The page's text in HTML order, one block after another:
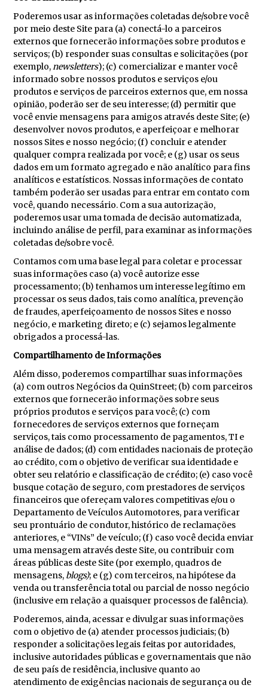
Poderemos usar as informações coletadas de/sobre você
por meio deste Site para (a) conectá-lo a parceiros
externos que fornecerão informações sobre produtos e
serviços; (b) responder suas consultas e solicitações (por
exemplo, newsletters); (c) comercializar e manter você
informado sobre nossos produtos e serviços e/ou
produtos e serviços de parceiros externos que, em nossa
opinião, poderão ser de seu interesse; (d) permitir que
você envie mensagens para amigos através deste Site; (e)
desenvolver novos produtos, e aperfeiçoar e melhorar
nossos Sites e nosso negócio; (f) concluir e atender
qualquer compra realizada por você; e (g) usar os seus
dados em um formato agregado e não analítico para fins
analíticos e estatísticos. Nossas informações de contato
também poderão ser usadas para entrar em contato com
você, quando necessário. Com a sua autorização,
poderemos usar uma tomada de decisão automatizada,
incluindo análise de perfil, para examinar as informações
coletadas de/sobre você.
Contamos com uma base legal para coletar e processar
suas informações caso (a) você autorize esse
processamento; (b) tenhamos um interesse legítimo em
processar os seus dados, tais como analítica, prevenção
de fraudes, aperfeiçoamento de nossos Sites e nosso
negócio, e marketing direto; e (c) sejamos legalmente
obrigados a processá-las.
Compartilhamento de Informações
Além disso, poderemos compartilhar suas informações
(a) com outros Negócios da QuinStreet; (b) com parceiros
externos que fornecerão informações sobre seus
próprios produtos e serviços para você; (c) com
fornecedores de serviços externos que forneçam
serviços, tais como processamento de pagamentos, TI e
análise de dados; (d) com entidades nacionais de proteção
ao crédito, com o objetivo de verificar sua identidade e
obter seu relatório e classificação de crédito; (e) caso você
busque cotação de seguro, com prestadores de serviços
financeiros que ofereçam valores competitivas e/ou o
Departamento de Veículos Automotores, para verificar
seu prontuário de condutor, histórico de reclamações
anteriores, e “VINs” de veículo; (f) caso você decida enviar
uma mensagem através deste Site, ou contribuir com
áreas públicas deste Site (por exemplo, quadros de
mensagens, blogs); e (g) com terceiros, na hipótese da
venda ou transferência total ou parcial de nosso negócio
(inclusive em relação a quaisquer processos de falência).
Poderemos, ainda, acessar e divulgar suas informações
com o objetivo de (a) atender processos judiciais; (b)
responder a solicitações legais feitas por autoridades,
inclusive autoridades públicas e governamentais que não
de seu país de residência, inclusive quanto ao
atendimento de exigências nacionais de segurança ou de